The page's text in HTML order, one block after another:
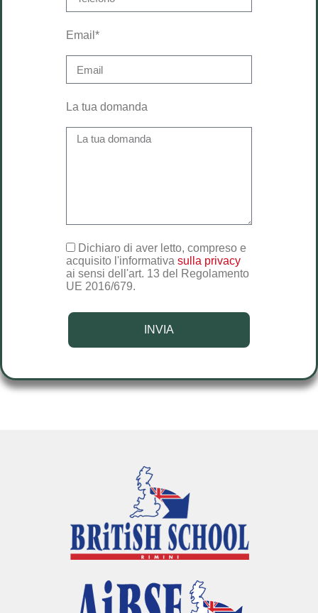
Email*
La tua domanda
Dichiaro di aver letto, compreso e
acquisito l'informativa sulla privacy
ai sensi dell'art. 13 del Regolamento
UE 2016/679.
INVIA